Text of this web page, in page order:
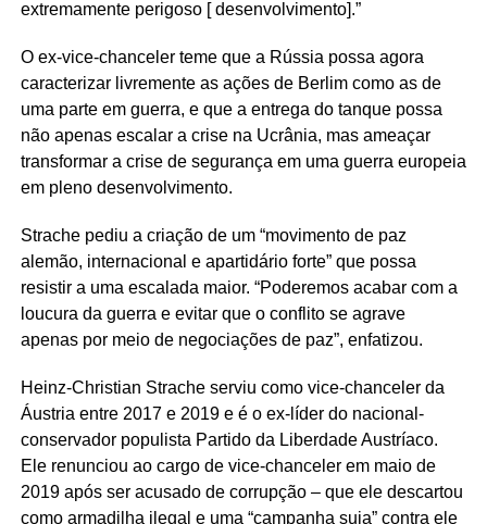
extremamente perigoso [ desenvolvimento].”
O ex-vice-chanceler teme que a Rússia possa agora
caracterizar livremente as ações de Berlim como as de
uma parte em guerra, e que a entrega do tanque possa
não apenas escalar a crise na Ucrânia, mas ameaçar
transformar a crise de segurança em uma guerra europeia
em pleno desenvolvimento.
Strache pediu a criação de um “movimento de paz
alemão, internacional e apartidário forte” que possa
resistir a uma escalada maior. “Poderemos acabar com a
loucura da guerra e evitar que o conflito se agrave
apenas por meio de negociações de paz”, enfatizou.
Heinz-Christian Strache serviu como vice-chanceler da
Áustria entre 2017 e 2019 e é o ex-líder do nacional-
conservador populista Partido da Liberdade Austríaco.
Ele renunciou ao cargo de vice-chanceler em maio de
2019 após ser acusado de corrupção – que ele descartou
como armadilha ilegal e uma “campanha suja” contra ele